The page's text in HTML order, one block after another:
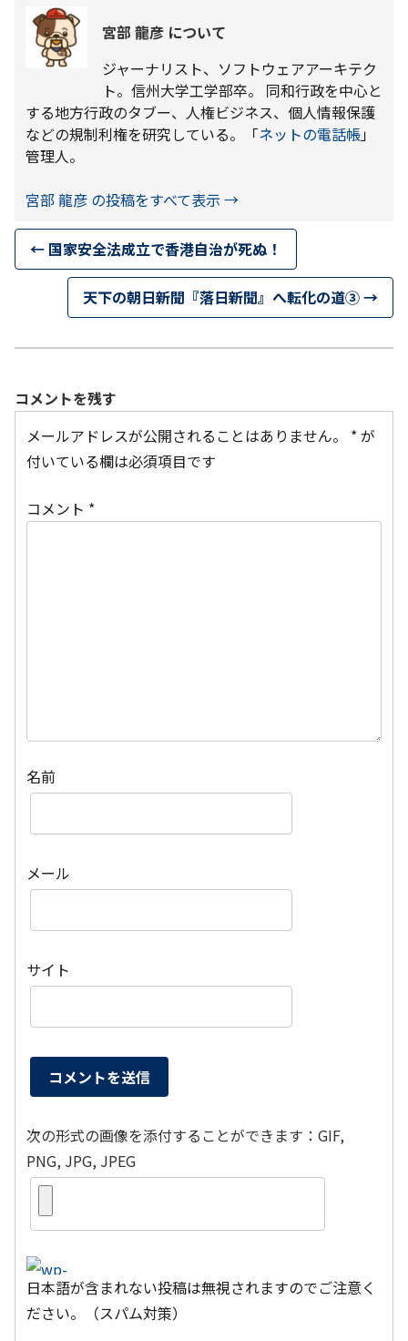
宮部 龍彦 について
ジャーナリスト、ソフトウェアアーキテク
ト。信州大学工学部卒。 同和行政を中心と
する地方行政のタブー、人権ビジネス、個人情報保護
などの規制利権を研究している。「ネットの電話帳」
管理人。
宮部 龍彦 の投稿をすべて表示 →
← 国家安全法成立で香港自治が死ぬ！
天下の朝日新聞『落日新聞』へ転化の道③→
コメントを残す
メールアドレスが公開されることはありません。
*が
付いている欄は必須項目です
コメント *
名前
メール
サイト
次の形式の画像を添付することができます：GIF,
PNG, JPG, JPEG
日本語が含まれない投稿は無視されますのでご注意く
ださい。（スパム対策）